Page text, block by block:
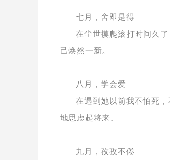
七月，舍即是得
在尘世摸爬滚打时间久
己焕然一新。
八月，学会爱
在遇到她以前我不怕死
地思虑起将来。
九月，孜孜不倦